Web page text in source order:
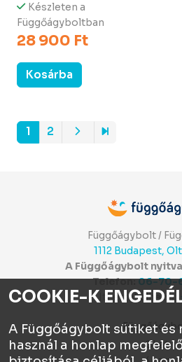
Készleten a
Függőágyboltban
28 900 Ft
Kosárba
1 2
Függőágybolt /
1112 Budapest,
A Függőágybolt
Telefon:06-70-
Itt értékelhetsz:
Chat
COOKIE-K
A Függőágybolt sütiket és
használ a honlap